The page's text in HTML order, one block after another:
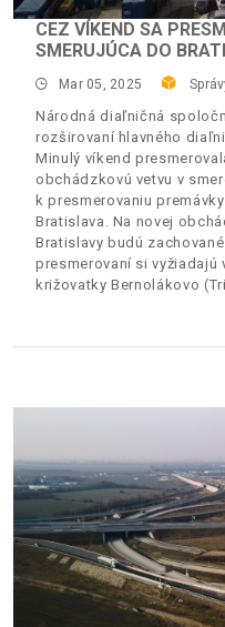
CEZ VÍKEND SA
SMERUJÚCA DO
Mar 05, 2025
Národná diaľničná
rozširovaní hlavného
Minulý víkend
obchádzkovú vetvu v
k presmerovaniu
Bratislava. Na novej
Bratislavy budú
presmerovaní si vyžiadajú
križovatky Bernolákovo